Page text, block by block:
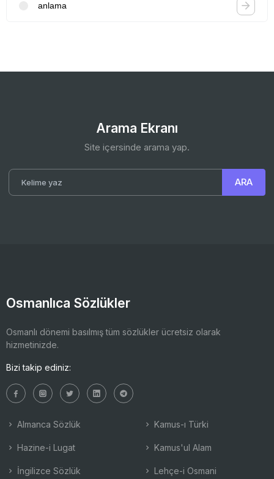
anlama
Arama Ekranı
Site içersinde arama yap.
Osmanlıca Sözlükler
Osmanlı dönemi basılmış tüm sözlükler ücretsiz olarak
hizmetinizde.
Bizi takip ediniz:
Almanca Sözlük
Hazine-i Lugat
İngilizce Sözlük
Kamus-ı Türki
Kamus'ul Alam
Lehçe-i Osmani